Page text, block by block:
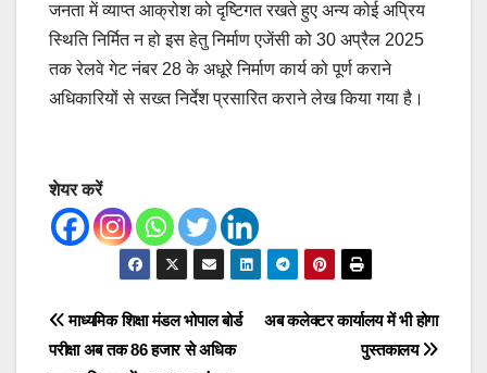
जनता में व्याप्त आक्रोश को दृष्टिगत रखते हुए अन्य कोई अप्रिय
स्थिति निर्मित न हो इस हेतु निर्माण एजेंसी को 30 अप्रैल 2025
तक रेलवे गेट नंबर 28 के अधूरे निर्माण कार्य को पूर्ण कराने
अधिकारियों से सख्त निर्देश प्रसारित कराने लेख किया गया है।
शेयर करें
Post
अब कलेक्टर कार्यालय में भी होगा
पुस्तकालय
माध्यमिक शिक्षा मंडल भोपाल बोर्ड
परीक्षा अब तक 86 हजार से अधिक